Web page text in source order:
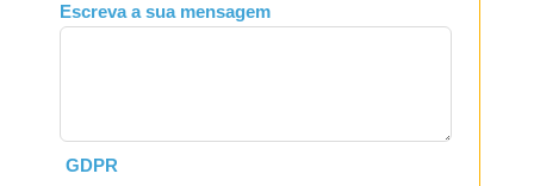
Escreva a sua mensagem
GDPR